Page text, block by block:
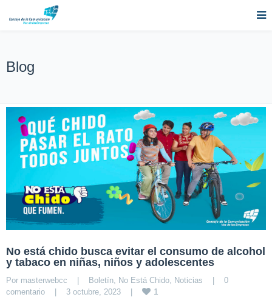
Blog
No está chido busca evitar el consumo de alcohol
y tabaco en niñas, niños y adolescentes
Por masterwebcc | Boletín No Está Chido Noticias |
0
comentario
| 3 octubre, 2023 | 1